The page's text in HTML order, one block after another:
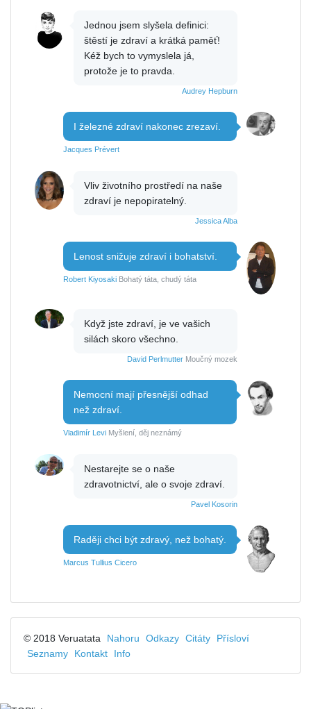
Jednou jsem slyšela definici:
štěstí je zdraví a krátká paměť!
Kéž bych to vymyslela já,
protože je to pravda.
Audrey Hepburn
I železné zdraví nakonec zrezaví.
Jacques Prévert
Vliv životního prostředí na naše
zdraví je nepopiratelný.
Jessica Alba
Lenost snižuje zdraví i bohatství.
Robert Kiyosaki Bohatý táta, chudý táta
Když jste zdraví, je ve vašich
silách skoro všechno.
David Perlmutter Moučný mozek
Nemocní mají přesnější odhad
než zdraví.
Vladimír Levi Myšlení, děj neznámý
Nestarejte se o naše
zdravotnictví, ale o svoje zdraví.
Pavel Kosorin
Raději chci být zdravý, než bohatý.
Marcus Tullius Cicero
© 2018 Veruatata Nahoru Odkazy Citáty
Přísloví
Seznamy
Kontakt Info